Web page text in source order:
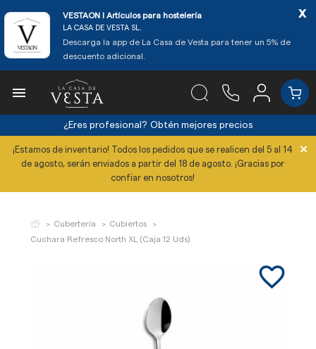
VESTAON l Artículos para hostelería
LA CASA DE VESTA SL.
Descarga la app de La Casa de Vesta para tener un 5% de
descuento adicional.
x

¿Eres profesional? Obtén mejores precios
¡Estamos de inventario! Todos los pedidos que se realicen del 5 al 14
de agosto, serán enviados a partir del 18 de agosto. ¡Gracias por
confiar en nosotros!
×
Cubertería
Cubiertos
Cuchara Refresco North XL (Caja 12 Uds)
favorite_border